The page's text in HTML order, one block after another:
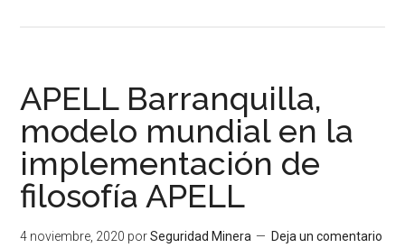
permanentemente
la
«oficina
flexible»
APELL Barranquilla,
modelo mundial en la
implementación de
filosofía APELL
4 noviembre, 2020 porSeguridad Minera Deja un comentario